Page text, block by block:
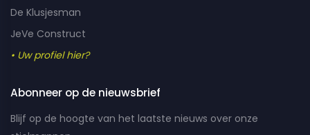
De Klusjesman
JeVe Construct
• Uw profiel hier?
Abonneer op de nieuwsbrief
Blijf op de hoogte van het laatste nieuws over onze